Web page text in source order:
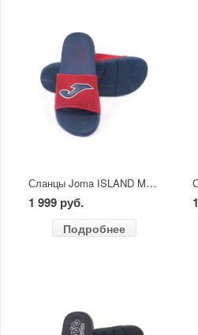
Сланцы Joma ISLAND MEN 2506 красный/синий
1 999 руб.
Подробнее